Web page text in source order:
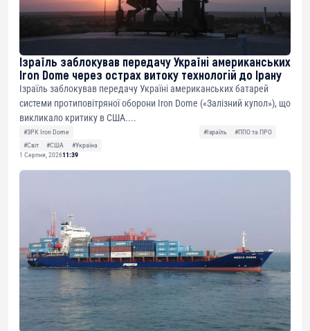
Ізраїль заблокував передачу Україні американських
Iron Dome через острах витоку технологій до Ірану
Ізраїль заблокував передачу Україні американських батарей
системи протиповітряної оборони Iron Dome («Залізний купол»), що
викликало критику в США....
#ЗРК Iron Dome #Ізраїль
#ППО та ПРО
#Світ
#США
#Україна
1 Серпня, 202611:39